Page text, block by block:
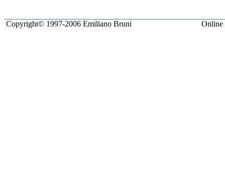
Copyright© 1997-2006 Emiliano Bruni Online